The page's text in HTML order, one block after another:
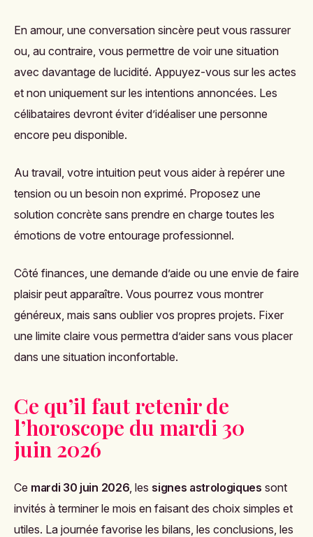
En amour, une conversation sincère peut vous rassurer
ou, au contraire, vous permettre de voir une situation
avec davantage de lucidité. Appuyez-vous sur les actes
et non uniquement sur les intentions annoncées. Les
célibataires devront éviter d’idéaliser une personne
encore peu disponible.
Au travail, votre intuition peut vous aider à repérer une
tension ou un besoin non exprimé. Proposez une
solution concrète sans prendre en charge toutes les
émotions de votre entourage professionnel.
Côté finances, une demande d’aide ou une envie de faire
plaisir peut apparaître. Vous pourrez vous montrer
généreux, mais sans oublier vos propres projets. Fixer
une limite claire vous permettra d’aider sans vous placer
dans une situation inconfortable.
Ce qu’il faut retenir de
l’horoscope du mardi 30
juin 2026
Ce mardi 30 juin 2026, les signes astrologiques sont
invités à terminer le mois en faisant des choix simples et
utiles. La journée favorise les bilans, les conclusions, les